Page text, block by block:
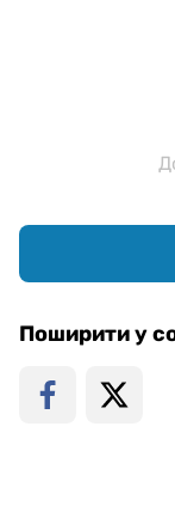
Поширити у